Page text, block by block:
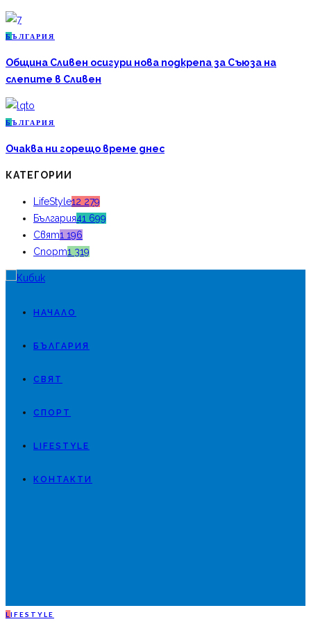
Б ЪЛГАРИЯ
Община Сливен осигури нова подкрепа за Съюза на
слепите в Сливен
Б ЪЛГАРИЯ
Очаква ни горещо време днес
КАТЕГОРИИ
LifeStyle12 279
България41 699
Свят1 196
Спорт1 319
НАЧАЛО
БЪЛГАРИЯ
СВЯТ
СПОРТ
LIFESTYLE
КОНТАКТИ
L IFESTYLE